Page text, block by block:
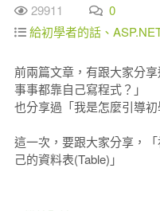
29911
0
給初學者的話、
前兩篇文章，有跟大家分
事事都靠自己寫程式？」
也分享過「我是怎麼引導初
這一次，要跟大家分享，
己的資料表(Table)」